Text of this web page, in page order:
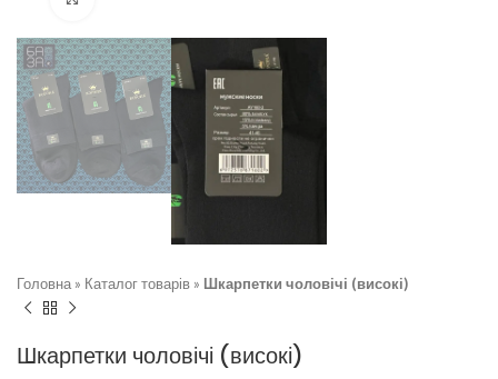
Головна » Каталог товарів » Шкарпетки чоловічі (високі)
Шкарпетки чоловічі (високі)